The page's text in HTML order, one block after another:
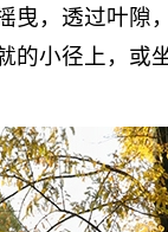
曳，透过叶隙
小径上，或